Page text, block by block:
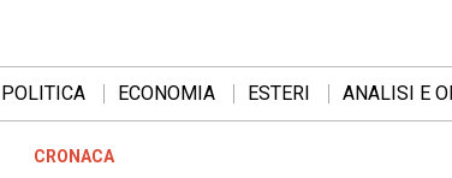
POLITICA ECONOMIA ESTERI ANALISI E
CRONACA